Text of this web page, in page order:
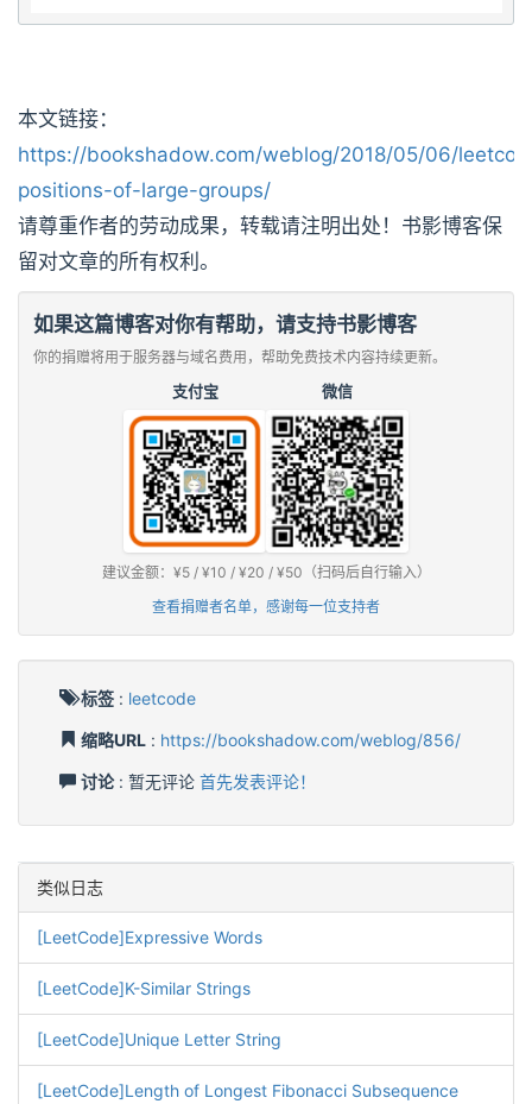
本文链接：
https://bookshadow.com/weblog/2018/05/06/
positions-of-large-groups/
请尊重作者的劳动成果，转载请注明出处！书影博客保
留对文章的所有权利。
如果这篇博客对你有帮助，请支持书影博客
你的捐赠将用于服务器与域名费用，帮助免费技术内容持续更新。
支付宝 微信
建议金额：¥5 / ¥10 / ¥20 / ¥50（扫码后自行输入）
查看捐赠者名单，感谢每一位支持者
标签 : leetcode
缩略URL : https://bookshadow.com/weblog/856/
讨论: 暂无评论 首先发表评论！
类似日志
[LeetCode]Expressive Words
[LeetCode]K-Similar Strings
[LeetCode]Unique Letter String
[LeetCode]Length of Longest Fibonacci Subsequence